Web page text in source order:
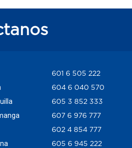
601 6 505 222
604 6 040 570
605 3 852 333
607 6 976 777
602 4 854 777
605 6 945 222